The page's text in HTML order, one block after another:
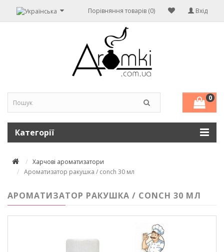
Вхід
Порівняння товарів (0)
0
Категорії
Харчові ароматизатори
Ароматизатор ракушка / conch 30 мл
АРОМАТИЗАТОР РАКУШКА / CONCH 30 МЛ